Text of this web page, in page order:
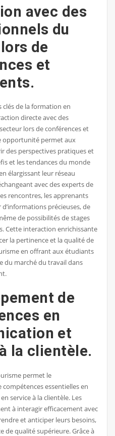
avec des
du
de
et
clés de la formation en
directe avec des
lors de conférences et
opportunité permet aux
des perspectives pratiques et
et les tendances du monde
élargissant leur réseau
avec des experts de
rencontres, les apprenants
précieuses, de
de possibilités de stages
Cette interaction enrichissante
la pertinence et la qualité de
en offrant aux étudiants
du marché du travail dans
de
en
et
la clientèle.
permet le
essentielles en
service à la clientèle. Les
à interagir efficacement avec
et anticiper leurs besoins,
de qualité supérieure. Grâce à